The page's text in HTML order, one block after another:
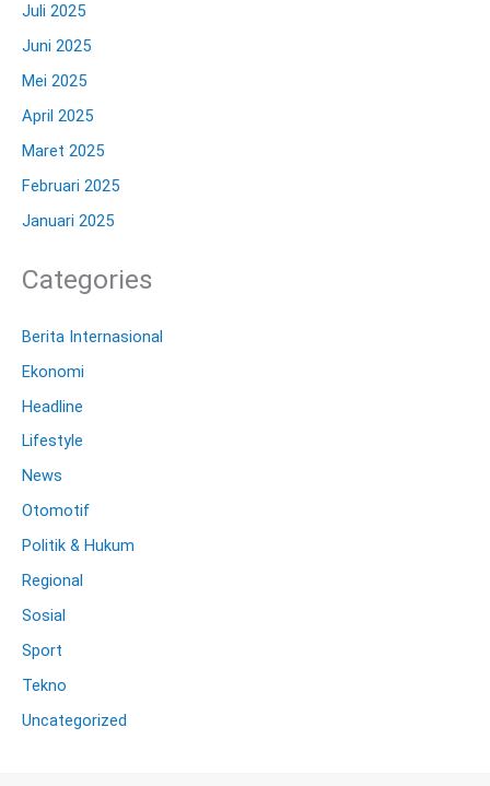
Juli 2025
Juni 2025
Mei 2025
April 2025
Maret 2025
Februari 2025
Januari 2025
Categories
Berita Internasional
Ekonomi
Headline
Lifestyle
News
Otomotif
Politik & Hukum
Regional
Sosial
Sport
Tekno
Uncategorized